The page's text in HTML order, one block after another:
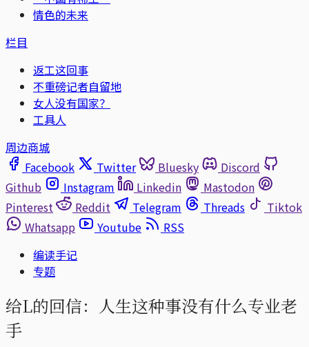
情色的未来
栏目
返工这回事
不重磅记者自留地
女人没有国家？
工具人
周边商城
Facebook
Twitter Bluesky
Discord
Github
Instagram Linkedin
Mastodon
Pinterest
Reddit Telegram Threads
Tiktok
Whatsapp
Youtube
RSS
编读手记
专题
给L的回信：人生这种事没有什么专业老
手